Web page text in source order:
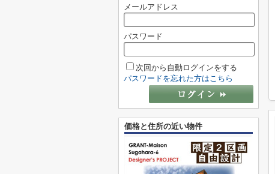
メールアドレス
パスワード
次回から自動ログインをする
パスワードを忘れた方はこちら
価格と住所の近い物件